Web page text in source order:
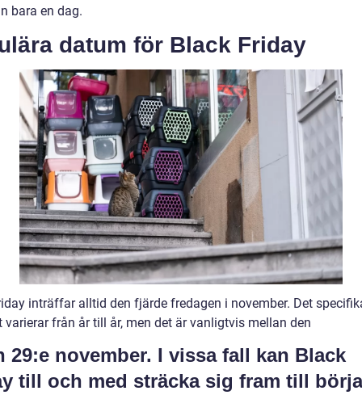
bara en dag.
datum för Black Friday
inträffar alltid den fjärde fredagen i november. Det
varierar från år till år, men det är vanligtvis mellan den
29:e november. I vissa fall kan Black
till och med sträcka sig fram till